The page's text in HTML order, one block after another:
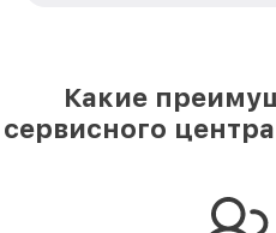
Какие
сервисного